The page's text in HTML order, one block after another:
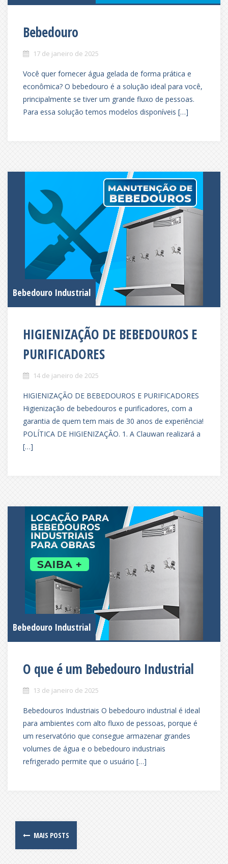
Bebedouro
17 de janeiro de 2025
Você quer fornecer água gelada de forma prática e
econômica? O bebedouro é a solução ideal para você,
principalmente se tiver um grande fluxo de pessoas.
Para essa solução temos modelos disponíveis […]
Bebedouro Industrial
HIGIENIZAÇÃO DE BEBEDOUROS E
PURIFICADORES
14 de janeiro de 2025
HIGIENIZAÇÃO DE BEBEDOUROS E PURIFICADORES
Higienização de bebedouros e purificadores, com a
garantia de quem tem mais de 30 anos de experiência!
POLÍTICA DE HIGIENIZAÇÃO. 1. A Clauwan realizará a
[…]
Bebedouro Industrial
O que é um Bebedouro Industrial
13 de janeiro de 2025
Bebedouros Industriais O bebedouro industrial é ideal
para ambientes com alto fluxo de pessoas, porque é
um reservatório que consegue armazenar grandes
volumes de água e o bebedouro industriais
refrigerado permite que o usuário […]
Posts
navigation
MAIS POSTS